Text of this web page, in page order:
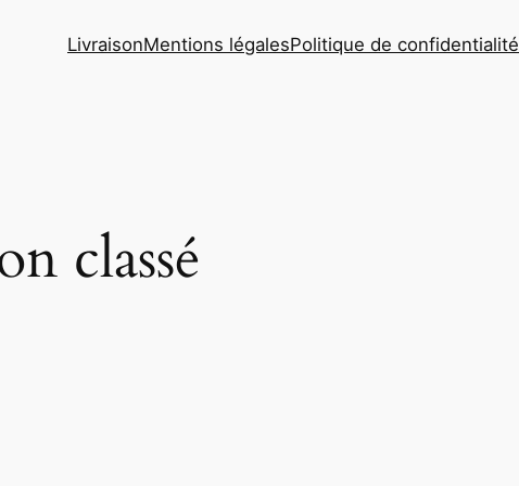
LivraisonMentions légalesPolitique de confidentialité
classé